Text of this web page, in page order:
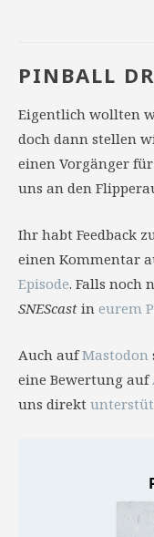
PINBALL
Eigentlich wollten
doch dann stellen
einen Vorgänger für
uns an den
Ihr habt Feedback
einen Kommentar
Episode. Falls noch
SNEScast in eurem
Auch aufMastodon
eine Bewertung auf
uns direkt